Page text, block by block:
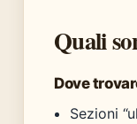
Quali
Dove
Sezioni